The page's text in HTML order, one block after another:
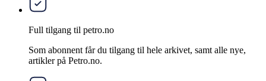
Full tilgang til petro.no
Som abonnent får du tilgang til hele arkivet, samt alle nye,
artikler på Petro.no.